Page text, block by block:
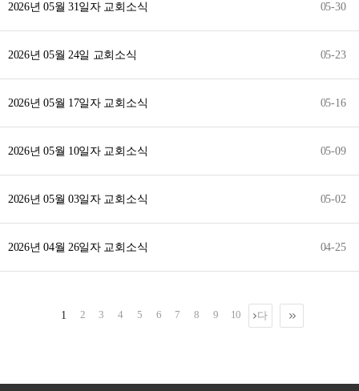
2026년 05월 31일자 교회소식 05-30
2026년 05월 24일 교회소식 05-23
2026년 05월 17일자 교회소식 05-16
2026년 05월 10일자 교회소식 05-09
2026년 05월 03일자 교회소식 05-02
2026년 04월 26일자 교회소식 04-25
1 2 3 4 5 6 7 8 9 10
다